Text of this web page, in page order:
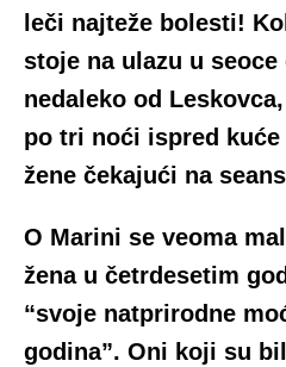
leči najteže bolesti!
stoje na ulazu u
nedaleko od
po tri noći ispred
žene čekajući na
O Marini se veoma
žena u četrdesetim
“svoje natprirodne
godina”. Oni koji su